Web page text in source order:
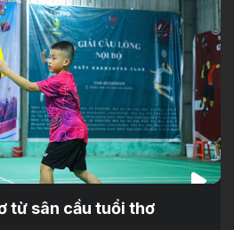
từ sân cầu tuổi thơ